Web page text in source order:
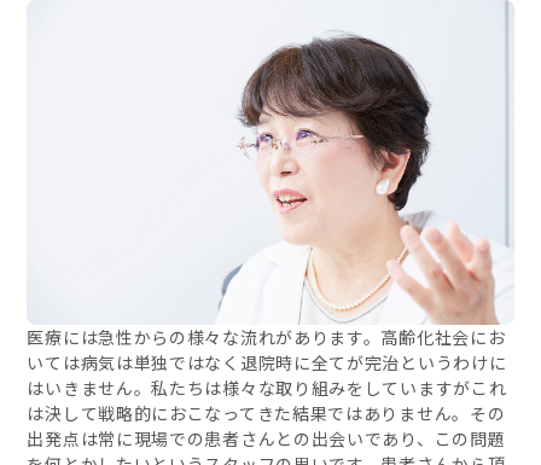
医療には急性からの様々な流れがあります。高齢化社会にお
いては病気は単独ではなく退院時に全てが完治というわけに
はいきません。私たちは様々な取り組みをしていますがこれ
は決して戦略的におこなってきた結果ではありません。その
出発点は常に現場での患者さんとの出会いであり、この問題